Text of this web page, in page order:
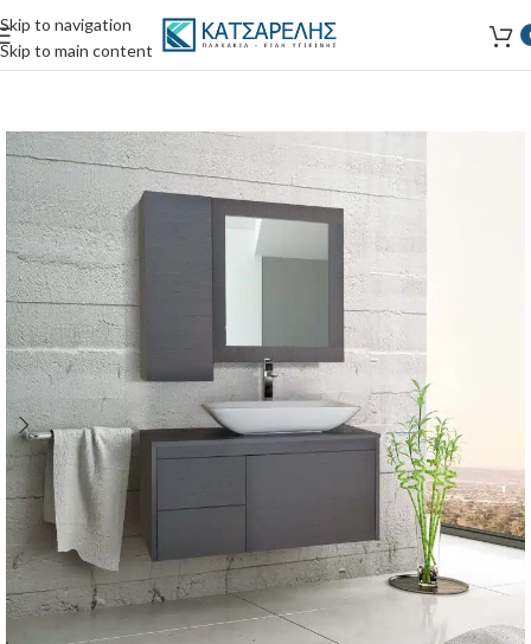
Skip to navigation
Skip to main content